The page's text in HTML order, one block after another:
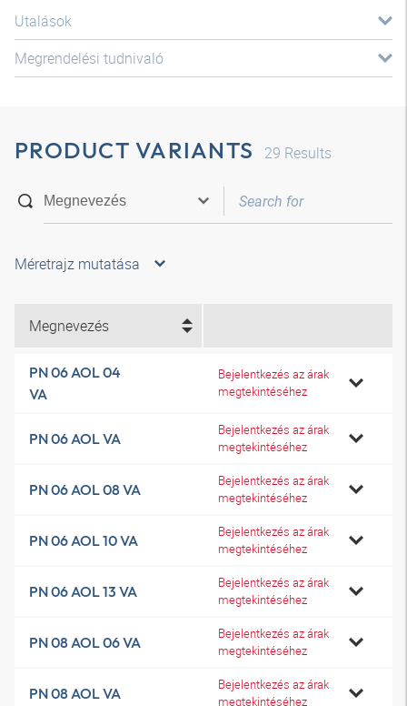
Utalások
Megrendelési tudnivaló
PRODUCT VARIANTS 29 Results
Méretrajz mutatása
Megnevezés
PN 06 AOL 04
VA
Bejelentkezés az árak
megtekintéséhez
PN 06 AOL VA
Bejelentkezés az árak
megtekintéséhez
PN 06 AOL 08 VA
Bejelentkezés az árak
megtekintéséhez
PN 06 AOL 10 VA
Bejelentkezés az árak
megtekintéséhez
PN 06 AOL 13 VA
Bejelentkezés az árak
megtekintéséhez
PN 08 AOL 06 VA
Bejelentkezés az árak
megtekintéséhez
PN 08 AOL VA
Bejelentkezés az árak
megtekintéséhez